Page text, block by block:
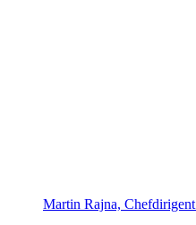
Martin Rajna, Chefdirigent